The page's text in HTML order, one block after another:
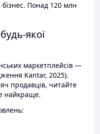
Понад 120 млн
якої
маркетплейсів —
Kantar, 2025).
продавців, читайте
найкраще.